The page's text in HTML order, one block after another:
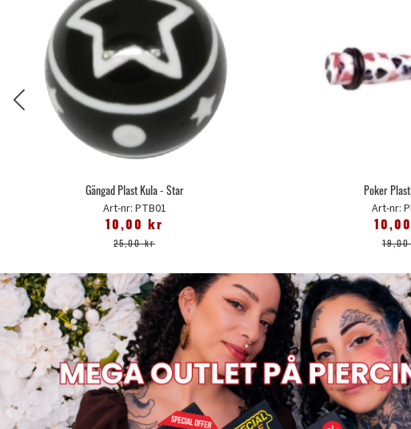
Gängad Plast Kula - Star
Art-nr: PTB01
10,00 kr
25,00 kr
Poker
Art-nr: